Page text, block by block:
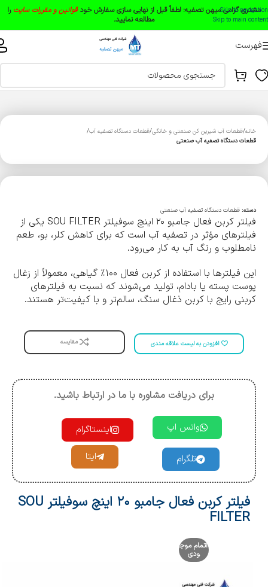
Skip to navigation
Skip to main content
مشتری گرامی میهن تصفیه: لطفاً قبل از نهایی سازی سفارش خودقوانین و مقررات سایت را
مطالعه نمایید.
فهرست
خانه قطعات آب شیرین کن صنعتی و خانگی قطعات دستگاه تصفیه آب
قطعات دستگاه تصفیه آب صنعتی
دسته: قطعات دستگاه تصفیه آب صنعتی
فیلتر کربن فعال جامبو ۲۰ اینچ سوفیلتر SOU FILTER یکی از
فیلترهای مؤثر در تصفیه آب است که برای کاهش کلر، بو، طعم
نامطلوب و رنگ آب به کار می‌رود.
این فیلترها با استفاده از کربن فعال ۱۰۰٪ گیاهی، معمولاً از زغال
پوست پسته یا بادام، تولید می‌شوند که نسبت به فیلترهای
کربنی رایج با کربن ذغال سنگ، سالم‌تر و با کیفیت‌تر هستند.
افزودن به لیست علاقه مندی مقایسه
برای دریافت مشاوره با ما در ارتباط باشید.
واتس اپ اینستاگرام
تلگرام ایتا
فیلتر کربن فعال جامبو ۲۰ اینچ سوفیلتر SOU
FILTER
اتمام موج
ودی